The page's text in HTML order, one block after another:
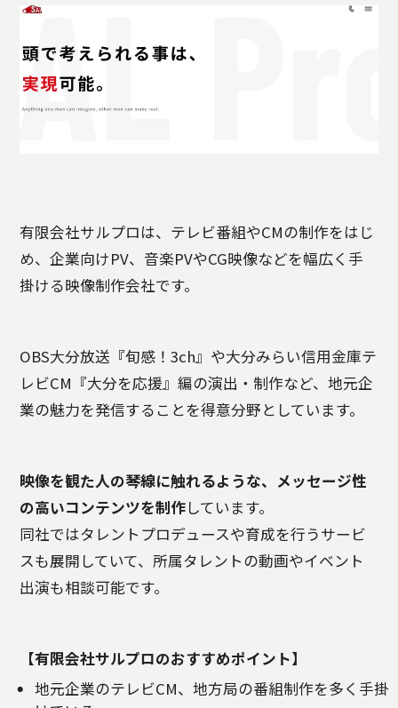
有限会社サルプロは、テレビ番組やCMの制作をはじ
め、企業向けPV、音楽PVやCG映像などを幅広く手
掛ける映像制作会社です。
OBS大分放送『旬感！3ch』や大分みらい信用金庫テ
レビCM『大分を応援』編の演出・制作など、地元企
業の魅力を発信することを得意分野としています。
映像を観た人の琴線に触れるような、メッセージ性
の高いコンテンツを制作しています。
同社ではタレントプロデュースや育成を行うサービ
スも展開していて、所属タレントの動画やイベント
出演も相談可能です。
【有限会社サルプロのおすすめポイント】
地元企業のテレビCM、地方局の番組制作を多く手掛